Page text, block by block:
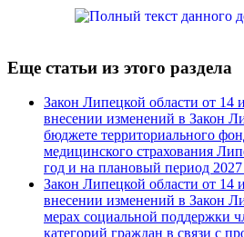
Еще статьи из этого раздела
Закон Липецкой области от
внесении изменений в Закон
бюджете территориального
медицинского страхования
год и на плановый период
Закон Липецкой области от
внесении изменений в Закон
мерах социальной поддержки
категорий граждан в связи с